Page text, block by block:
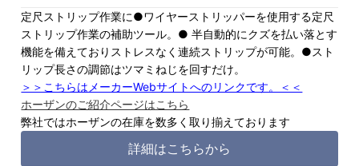
定尺ストリップ作業に●ワイヤーストリッパーを使用する定尺
ストリップ作業の補助ツール。● 半自動的にクズを払い落とす
機能を備えておりストレスなく連続ストリップが可能。●スト
リップ長さの調節はツマミねじを回すだけ。
＞＞こちらはメーカーWebサイトへのリンクです。＜＜
ホーザンのご紹介ページはこちら
弊社ではホーザンの在庫を数多く取り揃えております
詳細はこちらから